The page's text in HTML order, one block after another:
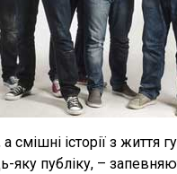
історії з життя
публіку, –